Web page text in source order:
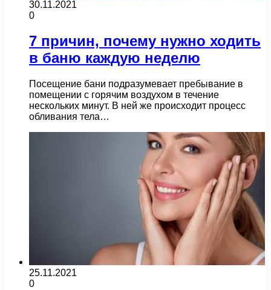
30.11.2021
0
7 причин, почему нужно ходить
в баню каждую неделю
Посещение бани подразумевает пребывание в
помещении с горячим воздухом в течение
нескольких минут. В ней же происходит процесс
обливания тела…
25.11.2021
0